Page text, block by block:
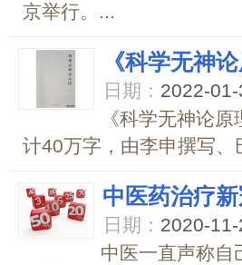
京举行。...
《科学无神
日期： 2022-
《科学无神论
计40万字，由李申撰写
中医药治疗
日期： 2020-
中医一直声称自